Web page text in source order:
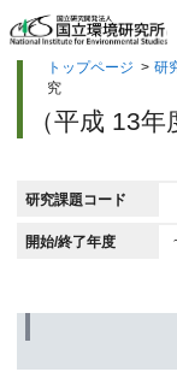
トップページ > 研
究
（平成 13年
研究課題コード
開始/終了年度